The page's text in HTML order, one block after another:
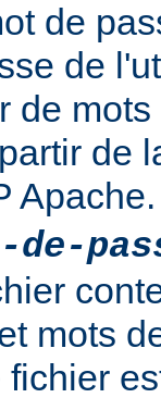
de
de
de
de
Apache.
mots
fichier